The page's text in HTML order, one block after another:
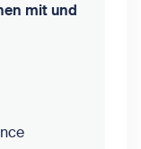
mit und